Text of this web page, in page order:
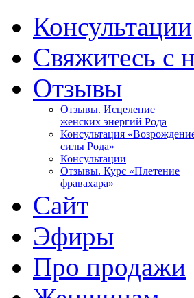
Консультации
Свяжитесь с
Отзывы
Отзывы. Исцеление
женских энергий Рода
Консультация
силы Рода»
Консультации
Отзывы. Курс «Плетение
фравахара»
Сайт
Эфиры
Про продажи